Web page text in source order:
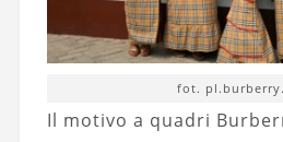
fot.
Il motivo a quadri